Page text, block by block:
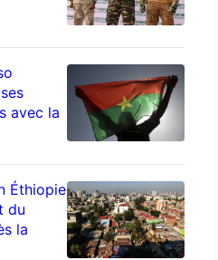
avec la
Éthiopie
du
la